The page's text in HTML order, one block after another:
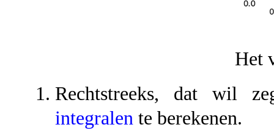
Het
Rechtstreeks, dat wil
integralen te berekenen.